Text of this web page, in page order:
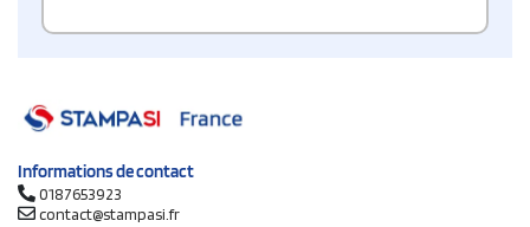
Informations de contact
0187653923
contact@stampasi.fr